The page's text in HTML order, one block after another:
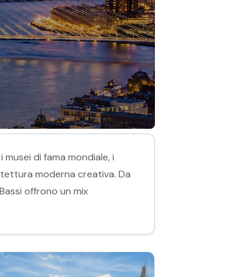
di fama mondiale, i
moderna creativa. Da
offrono un mix